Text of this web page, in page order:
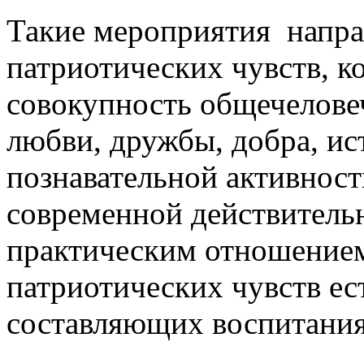
Такие мероприятия
патриотических чувств,
совокупность
любви, дружбы, добра,
познавательной
современной
практическим
патриотических чувств
составляющих